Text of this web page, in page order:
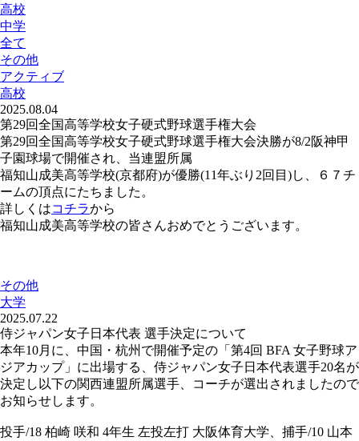
高校
中学
全て
その他
アクティブ
高校
2025.08.04
第29回全国高等学校女子硬式野球選手権大会
第29回全国高等学校女子硬式野球選手権大会決勝が8/2阪神甲
子園球場で開催され、当連盟所属
福知山成美高等学校(京都府)が優勝(11年ぶり2回目)し、６７チ
ームの頂点にたちました。
詳しくはコチラから
福知山成美高等学校の皆さんおめでとうございます。
その他
大学
2025.07.22
侍ジャパン女子日本代表 選手決定について
本年10月に、中国・杭州で開催予定の「第4回 BFA 女子野球ア
ジアカップ」に出場する、侍ジャパン女子日本代表選手20名が
決定し以下の関西連盟所属選手、コーチが選出されましたので
お知らせします。
投手/18 柏崎 咲和 4年生 左投左打 大阪体育大学、捕手/10 山本